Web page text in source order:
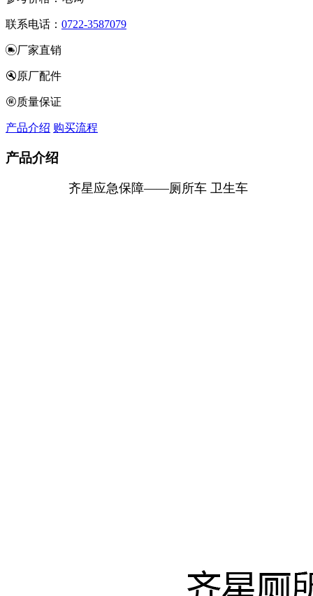
联系电话： 0722-3587079
厂家直销
原厂配件
质量保证
产品介绍 购买流程
产品介绍
齐星应急保障——厕所车 卫生车